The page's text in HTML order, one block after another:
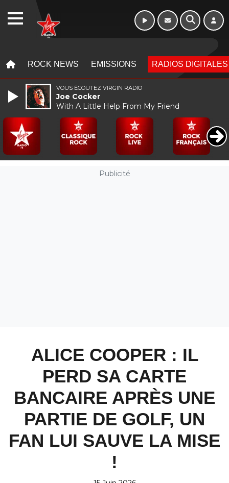
ROCK NEWS EMISSIONS RADIOS DIGITALES
Publicité
ALICE COOPER : IL
PERD SA CARTE
BANCAIRE APRÈS UNE
PARTIE DE GOLF, UN
FAN LUI SAUVE LA MISE
!
VOUS ÉCOUTEZ VIRGIN RADIO
Joe Cocker
With A Little Help From My Friend
WEBRADIO